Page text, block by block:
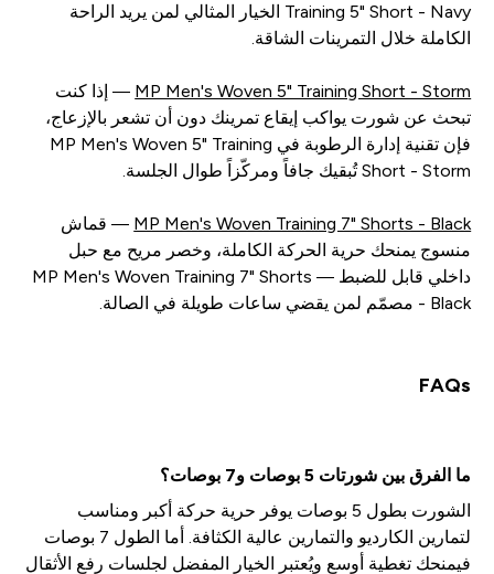
Training 5" Short - Navy الخيار المثالي لمن يريد الراحة
الكاملة خلال التمرينات الشاقة.
MP Men's Woven 5" Training Short - Storm — إذا كنت
تبحث عن شورت يواكب إيقاع تمرينك دون أن تشعر بالإزعاج،
فإن تقنية إدارة الرطوبة في MP Men's Woven 5" Training
Short - Storm تُبقيك جافاً ومركّزاً طوال الجلسة.
MP Men's Woven Training 7" Shorts - Black — قماش
منسوج يمنحك حرية الحركة الكاملة، وخصر مريح مع حبل
داخلي قابل للضبط — MP Men's Woven Training 7" Shorts
- Black مصمّم لمن يقضي ساعات طويلة في الصالة.
FAQs
ما الفرق بين شورتات 5 بوصات و7 بوصات؟
الشورت بطول 5 بوصات يوفر حرية حركة أكبر ومناسب
لتمارين الكارديو والتمارين عالية الكثافة. أما الطول 7 بوصات
فيمنحك تغطية أوسع ويُعتبر الخيار المفضل لجلسات رفع الأثقال